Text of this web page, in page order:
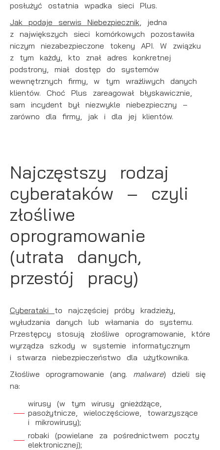
posłużyć ostatnia wpadka sieci Plus.
Jak podaje serwis Niebezpiecznik, jedna
z największych sieci komórkowych pozostawiła
niczym niezabezpieczone tokeny API. W związku
z tym każdy, kto znał adres konkretnej
podstrony, miał dostęp do systemów
wewnętrznych firmy, w tym wrażliwych danych
klientów. Choć Plus zareagował błyskawicznie,
sam incydent był niezwykle niebezpieczny –
zarówno dla firmy, jak i dla jej klientów.
Najczęstszy rodzaj
cyberataków – czyli
złośliwe
oprogramowanie
(utrata danych,
przestój pracy)
Cyberataki to najczęściej próby kradzieży,
wyłudzania danych lub włamania do systemu.
Przestępcy stosują złośliwe oprogramowanie, które
wyrządza szkody w systemie informatycznym
i stwarza niebezpieczeństwo dla użytkownika.
Złośliwe oprogramowanie (ang. malware) dzieli się
na:
wirusy (w tym wirusy gnieżdżące,
pasożytnicze, wieloczęściowe, towarzyszące
i mikrowirusy);
robaki (powielane za pośrednictwem poczty
elektronicznej);